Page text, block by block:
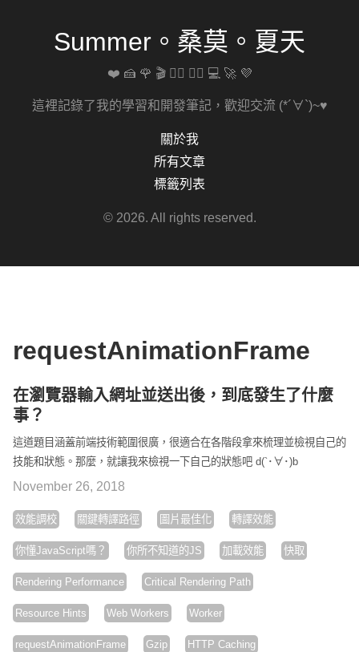
Summer。桑莫。夏天
❤️ 🍰 🌹 🎬 🚴‍♀️ 🏋️‍♀️ 💻 🚀 💜
這裡記錄了我的學習和開發筆記，歡迎交流 (*´∀`)~♥
關於我
所有文章
標籤列表
© 2026. All rights reserved.
requestAnimationFrame
在瀏覽器輸入網址並送出後，到底發生了什麼
事？
這道題目涵蓋前端技術範圍很廣，很適合在各階段拿來梳理並檢視自己的
技能和狀態。那麼，就讓我來檢視一下自己的狀態吧 d(`･∀･)b
November 26, 2018
效能調校 關鍵轉譯路徑 圖片最佳化 轉譯效能
你懂JavaScript嗎？ 你所不知道的JS 加載效能 快取
Rendering Performance Critical Rendering Path
Resource Hints Web Workers Worker
requestAnimationFrame Gzip HTTP Caching